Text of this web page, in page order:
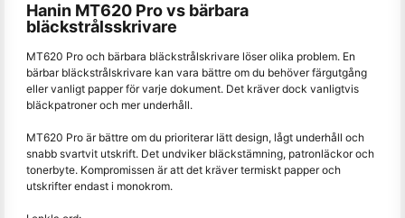
Hanin MT620 Pro vs bärbara
bläckstrålsskrivare
MT620 Pro och bärbara bläckstrålskrivare löser olika problem. En
bärbar bläckstrålskrivare kan vara bättre om du behöver färgutgång
eller vanligt papper för varje dokument. Det kräver dock vanligtvis
bläckpatroner och mer underhåll.
MT620 Pro är bättre om du prioriterar lätt design, lågt underhåll och
snabb svartvit utskrift. Det undviker bläckstämning, patronläckor och
tonerbyte. Kompromissen är att det kräver termiskt papper och
utskrifter endast i monokrom.